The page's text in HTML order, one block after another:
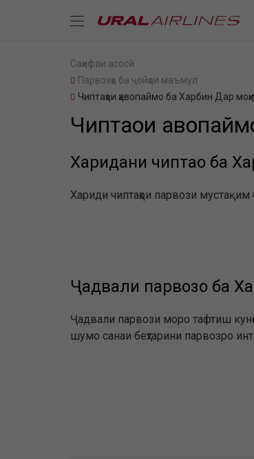
Саҳифаи асосӣ
Парвозҳо ба ҷойҳои маъмул
Чиптаҳои ҳавопаймо ба Харбин Дар
Чиптаҳои
Харидани чиптаҳо ба
Хариди чиптаҳои парвози
Ҷадвали парвозҳо ба
Ҷадвали парвози моро тафтиш
шумо санаи беҳтарини парвозро